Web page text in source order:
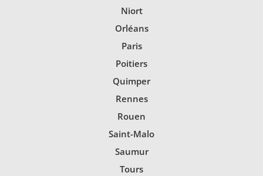
Niort
Orléans
Paris
Poitiers
Quimper
Rennes
Rouen
Saint-Malo
Saumur
Tours